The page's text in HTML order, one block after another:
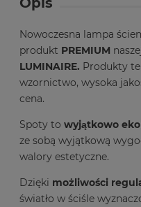
Nowoczesna lampa
produkt PREMIUM
LUMINAIRE. Produkty
wzornictwo, wysoka
cena.
Spoty to wyjątkowo
ze sobą wyjątkową
walory estetyczne.
Dzięki możliwości
światło w ściśle